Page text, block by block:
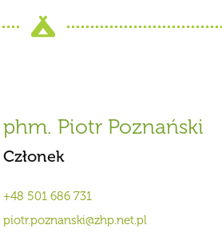
phm. Piotr Poznański
Członek
+48 501 686 731
piotr.poznanski@zhp.net.pl